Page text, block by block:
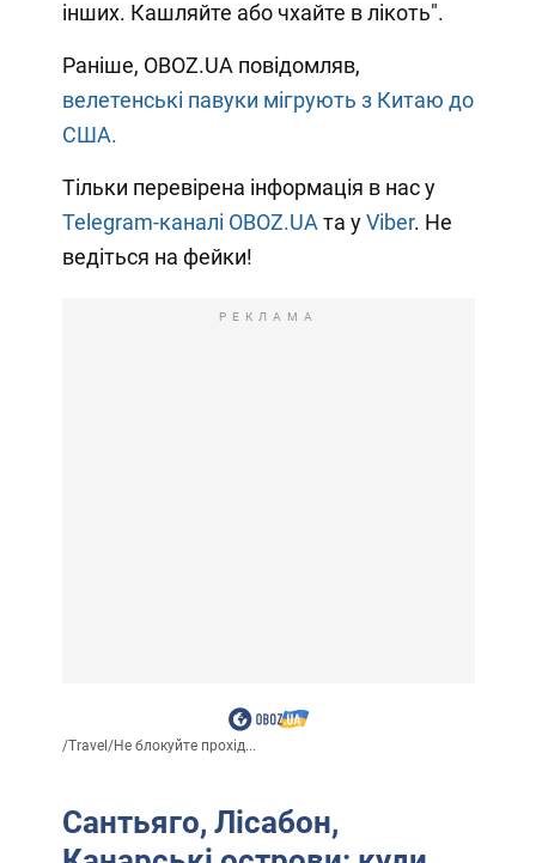
інших. Кашляйте або чхайте в лікоть".
Раніше, OBOZ.UA повідомляв,
велетенські павуки мігрують з Китаю до
США.
Тільки перевірена інформація в нас у
Telegram-каналі OBOZ.UA та уViber. Не
ведіться на фейки!
РЕКЛАМА
/Travel/Не блокуйте прохід...
Сантьяго, Лісабон,